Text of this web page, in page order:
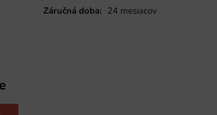
Záručná doba: 24 mesiacov